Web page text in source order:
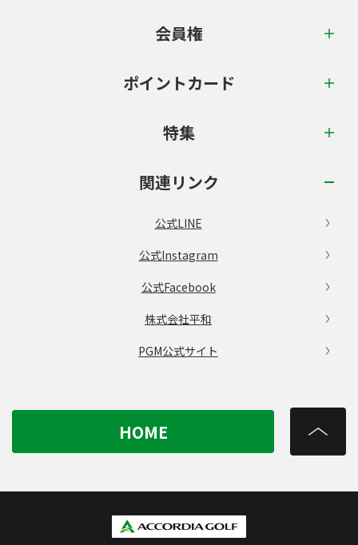
会員権
ポイントカード
特集
関連リンク
公式LINE
公式Instagram
公式Facebook
株式会社平和
PGM公式サイト
HOME